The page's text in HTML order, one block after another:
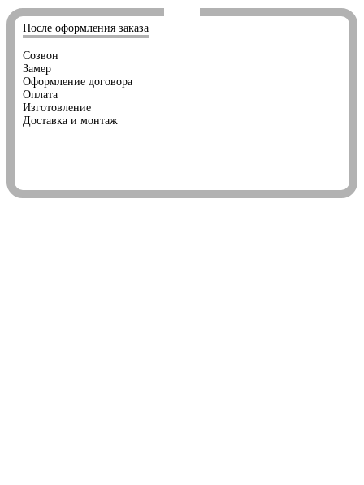
После оформления заказа
Созвон
Замер
Оформление договора
Оплата
Изготовление
Доставка и монтаж